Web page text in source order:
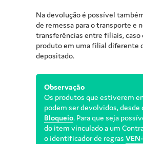
Na devolução é possível
de remessa para o transporte e
transferências entre filiais, caso
produto em uma filial diferente
depositado.
Observação
Os produtos que estiverem
podem ser devolvidos, desde
Bloqueio. Para que seja
do item vinculado a um
o identificador de regras